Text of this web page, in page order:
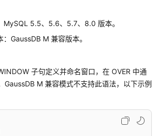
MySQL 5.5、5.6、5.7、8.0 版本。
GaussDB M 兼容版本。
子句定义并命名窗口，在 OVER 中通
GaussDB M 兼容模式不支持此语法，以下示例